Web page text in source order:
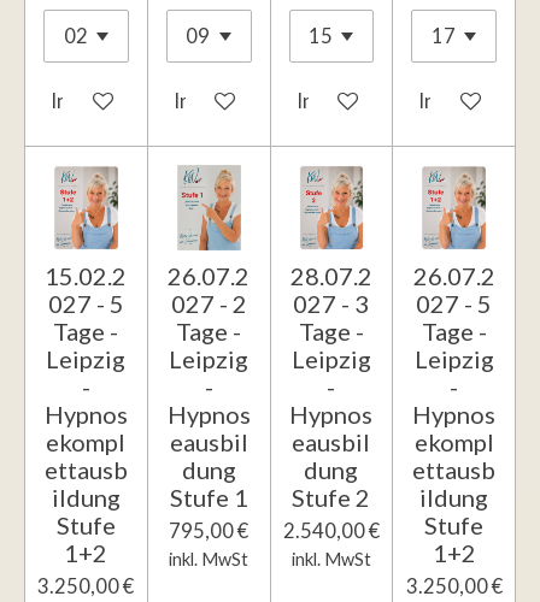
In den WarenkorbIn den WarenkorbIn den WarenkorbIn den
15.02.2
027 - 5
Tage -
Leipzig
-
Hypnos
ekompl
ettausb
ildung
Stufe
1+2
3.250,00 €
26.07.2
027 - 2
Tage -
Leipzig
-
Hypnos
eausbil
dung
Stufe 1
795,00 €
inkl. MwSt
28.07.2
027 - 3
Tage -
Leipzig
-
Hypnos
eausbil
dung
Stufe 2
2.540,00 €
inkl. MwSt
26.07.2
027 - 5
Tage -
Leipzig
-
Hypnos
ekompl
ettausb
ildung
Stufe
1+2
3.250,00 €